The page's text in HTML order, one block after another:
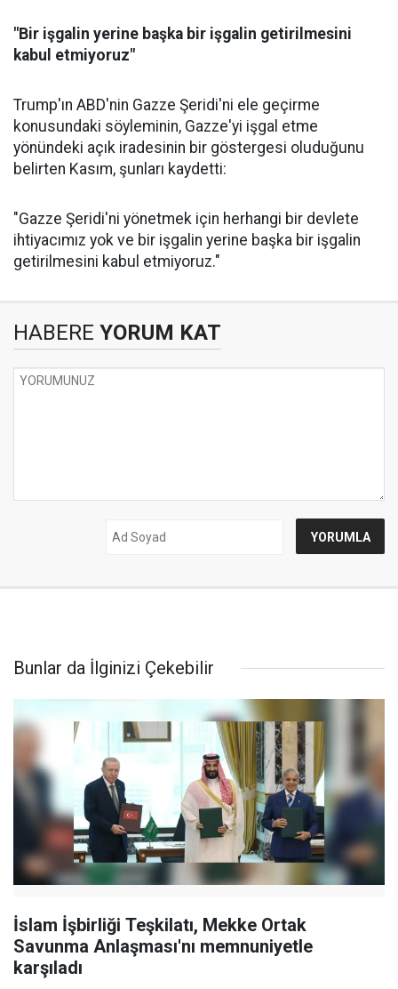
"Bir işgalin yerine başka bir işgalin getirilmesini
kabul etmiyoruz"
Trump'ın ABD'nin Gazze Şeridi'ni ele geçirme
konusundaki söyleminin, Gazze'yi işgal etme
yönündeki açık iradesinin bir göstergesi oluduğunu
belirten Kasım, şunları kaydetti:
"Gazze Şeridi'ni yönetmek için herhangi bir devlete
ihtiyacımız yok ve bir işgalin yerine başka bir işgalin
getirilmesini kabul etmiyoruz."
HABERE YORUM KAT
Bunlar da İlginizi Çekebilir
İslam İşbirliği Teşkilatı, Mekke Ortak
Savunma Anlaşması'nı memnuniyetle
karşıladı